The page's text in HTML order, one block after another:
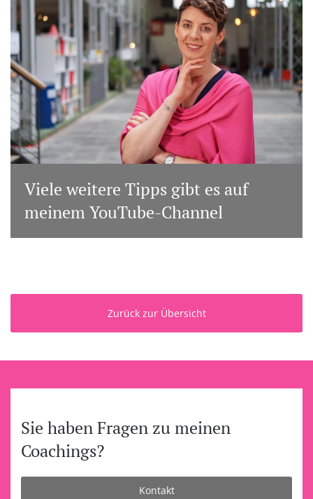
Viele weitere Tipps gibt es auf
meinem YouTube-Channel
Zurück zur Übersicht
Sie haben Fragen zu meinen
Coachings?
Kontakt